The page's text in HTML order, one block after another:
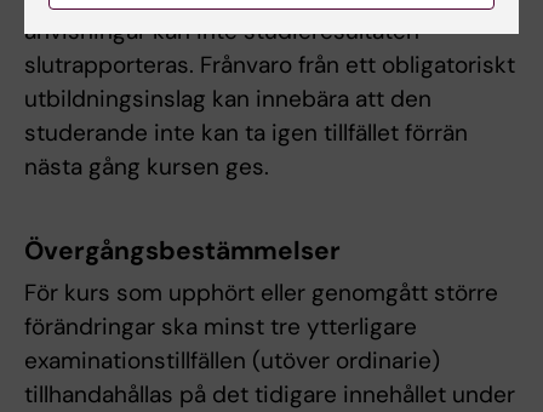
anvisningar kan inte studieresultaten
slutrapporteras. Frånvaro från ett obligatoriskt
utbildningsinslag kan innebära att den
studerande inte kan ta igen tillfället förrän
nästa gång kursen ges.
Övergångsbestämmelser
För kurs som upphört eller genomgått större
förändringar ska minst tre ytterligare
examinationstillfällen (utöver ordinarie)
tillhandahållas på det tidigare innehållet under